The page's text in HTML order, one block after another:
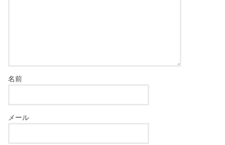
名前
メール